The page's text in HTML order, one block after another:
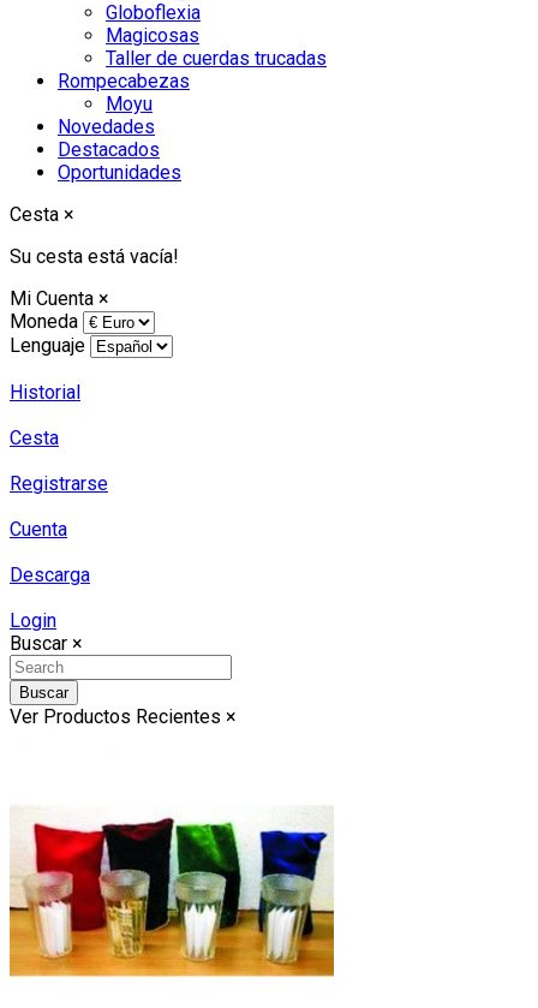
Globoflexia
Magicosas
Taller de cuerdas trucadas
Rompecabezas
Moyu
Novedades
Destacados
Oportunidades
Cesta ×
Su cesta está vacía!
Mi Cuenta ×
Moneda
Lenguaje
Historial
Cesta
Registrarse
Cuenta
Descarga
Login
Buscar ×
Buscar
Ver Productos Recientes ×